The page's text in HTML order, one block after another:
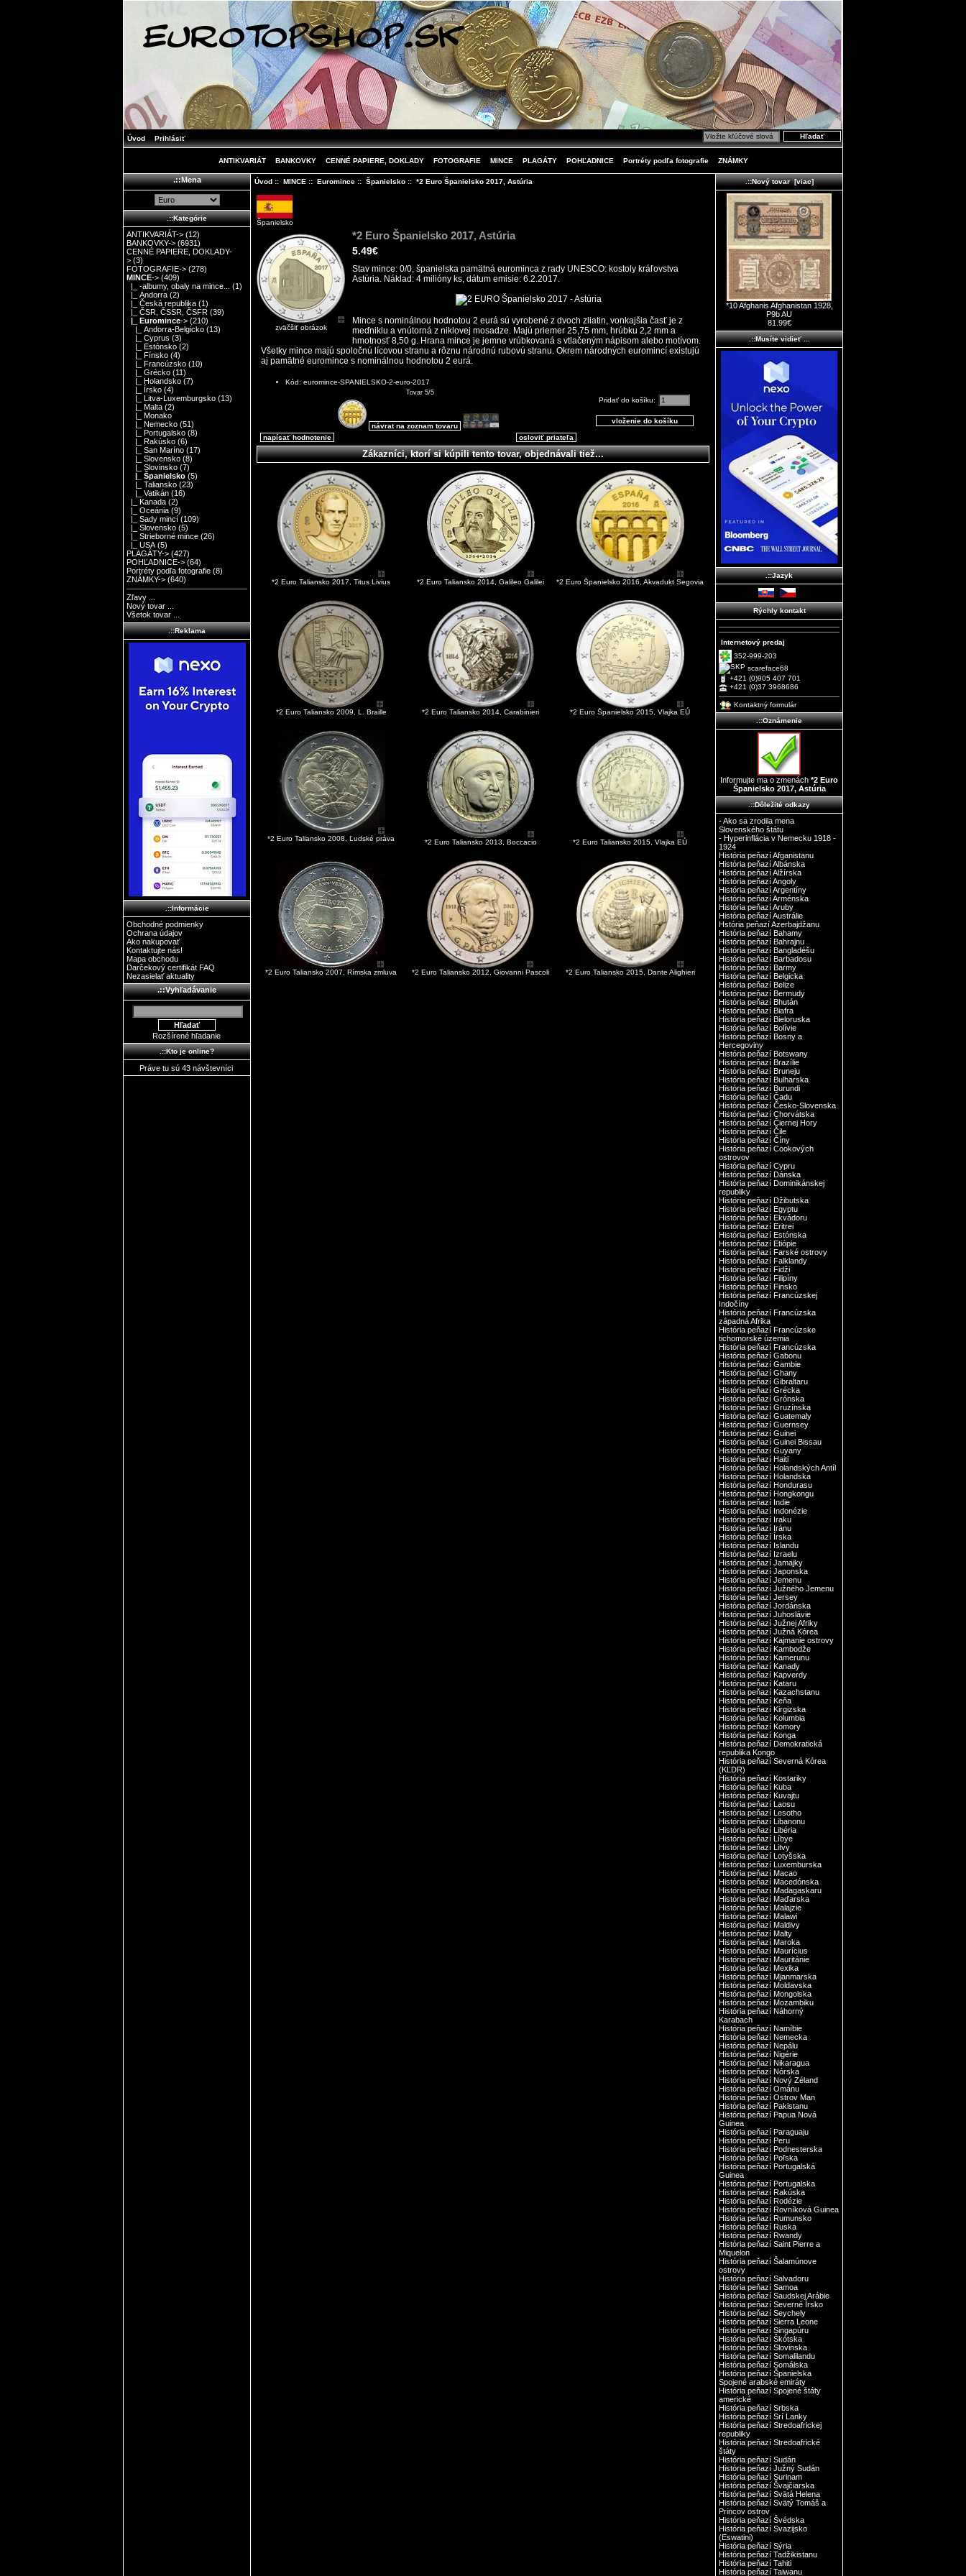
Úvod Prihlásiť
ANTIKVARIÁT BANKOVKY CENNÉ PAPIERE, DOKLADY FOTOGRAFIE MINCE PLAGÁTY POHĽADNICE Portréty podľa fotografie ZNÁMKY
.::Mena
.::Kategórie
ANTIKVARIÁT-> (12)
BANKOVKY-> (6931)
CENNÉ PAPIERE, DOKLADY-
> (3)
FOTOGRAFIE-> (278)
MINCE-> (409)
|_ -albumy, obaly na mince...
(1)
|_ Andorra (2)
|_ Česká republika (1)
|_ ČSR, ČSSR, ČSFR (39)
|_ Euromince-> (210)
|_ Andorra-Belgicko (13)
|_ Cyprus (3)
|_ Estónsko (2)
|_ Fínsko (4)
|_ Francúzsko (10)
|_ Grécko (11)
|_ Holandsko (7)
|_ Írsko (4)
|_ Litva-Luxemburgsko (13)
|_ Malta (2)
|_ Monako
|_ Nemecko (51)
|_ Portugalsko (8)
|_ Rakúsko (6)
|_ San Maríno (17)
|_ Slovensko (8)
|_ Slovinsko (7)
|_ Španielsko (5)
|_ Taliansko (23)
|_ Vatikán (16)
|_ Kanada (2)
|_ Oceánia (9)
|_ Sady mincí (109)
|_ Slovensko (5)
|_ Strieborné mince (26)
|_ USA (5)
PLAGÁTY-> (427)
POHĽADNICE-> (64)
Portréty podľa fotografie (8)
ZNÁMKY-> (640)
Zľavy ...
Nový tovar ...
Všetok tovar ...
.::Reklama
.::Informácie
Obchodné podmienky
Ochrana údajov
Ako nakupovať
Kontaktujte nás!
Mapa obchodu
Darčekový certifikát FAQ
Nezasielať aktuality
.::Vyhľadávanie
Rozšírené hľadanie
.::Kto je online?
Práve tu sú 43 návštevníci
Úvod:: MINCE :: Euromince:: Španielsko:: *2 Euro Španielsko 2017, Astúria
Španielsko
zväčšiť obrázok
*2 Euro Španielsko 2017, Astúria
5.49€
Stav mince: 0/0, španielska pamätná eurominca z rady UNESCO: kostoly kráľovstva
Astúria. Náklad: 4 milióny ks, dátum emisie: 6.2.2017.
Mince s nominálnou hodnotou 2 eurá sú vyrobené z dvoch zliatin, vonkajšia časť je z
meďniklu a vnútorná z niklovej mosadze. Majú priemer 25,75 mm, hrúbku 2,2 mm a
hmotnosť 8,50 g. Hrana mince je jemne vrúbkovaná s vtlačeným nápisom alebo motívom.
Všetky mince majú spoločnú lícovou stranu a rôznu národnú rubovú stranu. Okrem národných euromincí existujú
aj pamätné euromince s nominálnou hodnotou 2 eurá.
Pridať do košíku:
Kód: euromince-SPANIELSKO-2-euro-2017
Tovar 5/5
návrat na zoznam tovaru
osloviť priateľa
napísať hodnotenie
Zákazníci, ktorí si kúpili tento tovar, objednávali tiež...
*2 Euro Taliansko 2017, Titus Livius *2 Euro Taliansko 2014, Galileo Galilei *2 Euro Španielsko 2016, Akvadukt Segovia
*2 Euro Taliansko 2009, L. Braille *2 Euro Taliansko 2014, Carabinieri *2 Euro Španielsko 2015, Vlajka EÚ
*2 Euro Taliansko 2008, Ľudské práva *2 Euro Taliansko 2013, Boccacio *2 Euro Taliansko 2015, Vlajka EÚ
*2 Euro Taliansko 2007, Rímska zmluva *2 Euro Taliansko 2012, Giovanni Pascoli *2 Euro Taliansko 2015, Dante Alighieri
.::Nový tovar [viac]
*10 Afghanis Afghanistan 1928,
P9b AU
81.99€
.::Musíte vidieť ...
.::Jazyk
Rýchly kontakt
Internetový predaj
352-999-203
scareface68
+421 (0)905 407 701
+421 (0)37 3968686
Kontaktný formulár
.::Oznámenie
Informujte ma o zmenách *2 Euro
Španielsko 2017, Astúria
.::Dôležité odkazy
- Ako sa zrodila mena
Slovenského štátu
- Hyperinflácia v Nemecku 1918 -
1924
História peňazí Afganistanu
História peňazí Albánska
História peňazí Alžírska
História peňazí Angoly
História peňazí Argentíny
História peňazí Arménska
História peňazí Aruby
História peňazí Austrálie
Hstória peňazí Azerbajdžanu
História peňazí Bahamy
História peňazí Bahrajnu
História peňazí Bangladéšu
História peňazí Barbadosu
História peňazí Barmy
História peňazí Belgicka
História peňazí Belize
História peňazí Bermudy
História peňazí Bhután
História peňazí Biafra
História peňazí Bieloruska
História peňazí Bolívie
História peňazí Bosny a
Hercegoviny
História peňazí Botswany
História peňazí Brazílie
História peňazí Bruneju
História peňazí Bulharska
História peňazí Burundi
História peňazí Čadu
História peňazí Česko-Slovenska
História peňazí Chorvátska
História peňazí Čiernej Hory
História peňazí Čile
História peňazí Číny
História peňazí Cookových
ostrovov
História peňazí Cypru
História peňazí Dánska
História peňazí Dominikánskej
republiky
História peňazí Džibutska
História peňazí Egyptu
História peňazí Ekvádoru
História peňazí Eritrei
História peňazí Estónska
História peňazí Etiópie
História peňazí Farské ostrovy
História peňazí Falklandy
História peňazí Fidži
História peňazí Filipíny
História peňazí Finsko
História peňazí Francúzskej
Indočíny
História peňazí Francúzska
západná Afrika
História peňazí Francúzske
tichomorské územia
História peňazí Francúzska
História peňazí Gabonu
História peňazí Gambie
História peňazí Ghany
História peňazí Gibraltaru
História peňazí Grécka
História peňazí Grónska
História peňazí Gruzínska
História peňazí Guatemaly
História peňazí Guernsey
História peňazí Guinei
História peňazí Guinei Bissau
História peňazí Guyany
História peňazí Haiti
História peňazí Holandských Antíl
História peňazí Holandska
História peňazí Hondurasu
História peňazí Hongkongu
História peňazí Indie
História peňazí Indonézie
História peňazí Iraku
História peňazí Iránu
História peňazí Írska
História peňazí Islandu
História peňazí Izraelu
História peňazí Jamajky
História peňazí Japonska
História peňazí Jemenu
História peňazí Južného Jemenu
História peňazí Jersey
História peňazí Jordánska
História peňazí Juhoslávie
História peňazí Južnej Afriky
História peňazí Južná Kórea
História peňazí Kajmanie ostrovy
História peňazí Kambodže
História peňazí Kamerunu
História peňazí Kanady
História peňazí Kapverdy
História peňazí Kataru
História peňazí Kazachstanu
História peňazí Keňa
História peňazí Kirgizska
História peňazí Kolumbia
História peňazí Komory
História peňazí Konga
História peňazí Demokratická
republika Kongo
História peňazí Severná Kórea
(KĽDR)
História peňazí Kostariky
História peňazí Kuba
História peňazí Kuvajtu
História peňazí Laosu
História peňazí Lesotho
História peňazí Libanonu
História peňazí Libéria
História peňazí Líbye
História peňazí Litvy
História peňazí Lotyšska
História peňazí Luxemburska
História peňazí Macao
História peňazí Macedónska
História peňazí Madagaskaru
História peňazí Maďarska
História peňazí Malajzie
História peňazí Malawi
História peňazí Maldivy
História peňazí Malty
História peňazí Maroka
História peňazí Maurícius
História peňazí Mauritánie
História peňazí Mexika
História peňazí Mjanmarska
História peňazí Moldavska
História peňazí Mongolska
História peňazí Mozambiku
História peňazí Náhorný
Karabach
História peňazí Namíbie
História peňazí Nemecka
História peňazí Nepálu
História peňazí Nigérie
História peňazí Nikaragua
História peňazí Nórska
História peňazí Nový Zéland
História peňazí Ománu
História peňazí Ostrov Man
História peňazí Pakistanu
História peňazí Papua Nová
Guinea
História peňazí Paraguaju
História peňazí Peru
História peňazí Podnesterska
História peňazí Poľska
História peňazí Portugalská
Guinea
História peňazí Portugalska
História peňazí Rakúska
História peňazí Rodézie
História peňazí Rovníková Guinea
História peňazí Rumunsko
História peňazí Ruska
História peňazí Rwandy
História peňazí Saint Pierre a
Miquelon
História peňazí Šalamúnove
ostrovy
História peňazí Salvadoru
História peňazí Samoa
História peňazí Saudskej Arábie
História peňazí Severné Írsko
História peňazí Seychely
História peňazí Sierra Leone
História peňazí Singapúru
História peňazí Škótska
História peňazí Slovinska
História peňazí Somalilandu
História peňazí Somálska
História peňazí Španielska
Spojené arabské emiráty
História peňazí Spojené štáty
americké
História peňazí Srbska
História peňazí Srí Lanky
História peňazí Stredoafrickej
republiky
História peňazí Stredoafrické
štáty
História peňazí Sudán
História peňazí Južný Sudán
História peňazí Surinam
História peňazí Švajčiarska
História peňazí Svätá Helena
História peňazí Svätý Tomáš a
Princov ostrov
História peňazí Švédska
História peňazí Svazijsko
(Eswatini)
História peňazí Sýria
História peňazí Tadžikistanu
História peňazí Tahiti
História peňazí Taiwanu